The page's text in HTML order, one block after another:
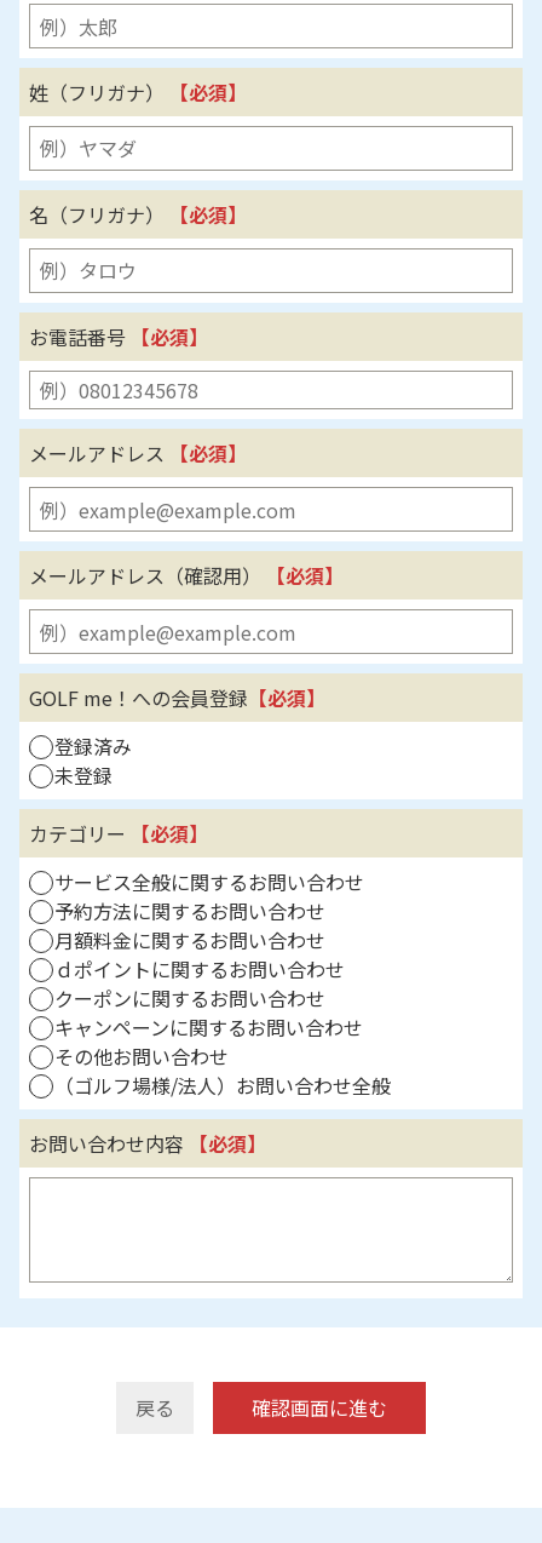
姓（フリガナ） 【必須】
名（フリガナ） 【必須】
お電話番号 【必須】
メールアドレス 【必須】
メールアドレス（確認用） 【必須】
GOLF me！への会員登録 【必須】
登録済み
未登録
カテゴリー
【必須】
サービス全般に関するお問い合わせ
予約方法に関するお問い合わせ
月額料金に関するお問い合わせ
ｄポイントに関するお問い合わせ
クーポンに関するお問い合わせ
キャンペーンに関するお問い合わせ
その他お問い合わせ
（ゴルフ場様/法人）お問い合わせ全般
お問い合わせ内容
【必須】
戻る